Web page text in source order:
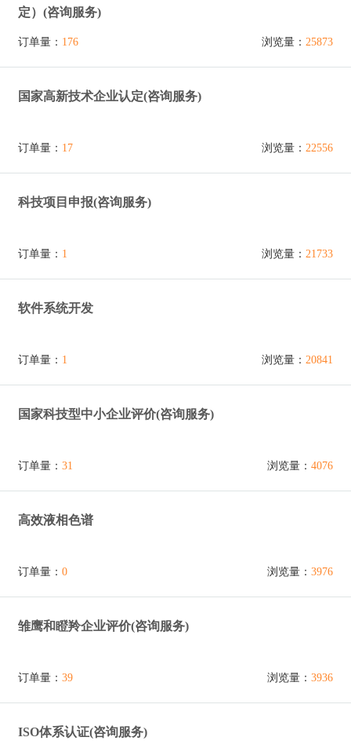
定）(咨询服务)
订单量： 176 浏览量： 25873
国家高新技术企业认定(咨询服务)
订单量： 17 浏览量： 22556
科技项目申报(咨询服务)
订单量： 1 浏览量： 21733
软件系统开发
订单量： 1 浏览量： 20841
国家科技型中小企业评价(咨询服务)
订单量： 31 浏览量： 4076
高效液相色谱
订单量： 0 浏览量： 3976
雏鹰和瞪羚企业评价(咨询服务)
订单量： 39 浏览量： 3936
ISO体系认证(咨询服务)